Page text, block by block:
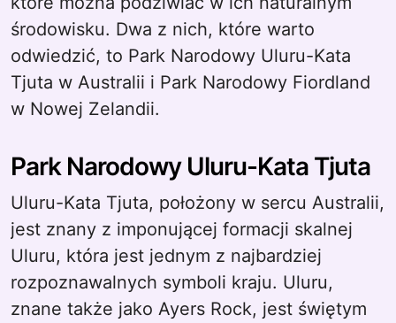
środowisku. Dwa z nich, które warto
odwiedzić, to Park Narodowy Uluru-Kata
Tjuta w Australii i Park Narodowy Fiordland
w Nowej Zelandii.
Park Narodowy Uluru-Kata Tjuta
Uluru-Kata Tjuta, położony w sercu Australii,
jest znany z imponującej formacji skalnej
Uluru, która jest jednym z najbardziej
rozpoznawalnych symboli kraju. Uluru,
znane także jako Ayers Rock, jest świętym